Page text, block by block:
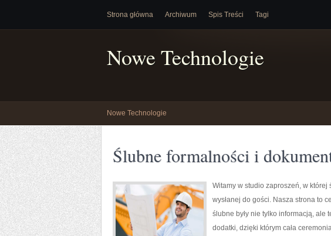
Strona główna Archiwum Spis Treści Tagi
Nowe Technologie
Nowe Technologie
Ślubne formalności i
Witamy w studio zaproszeń, w
wysłanej do gości. Nasza strona to
ślubne były nie tylko informacją, ale
dodatki, dzięki którym cała